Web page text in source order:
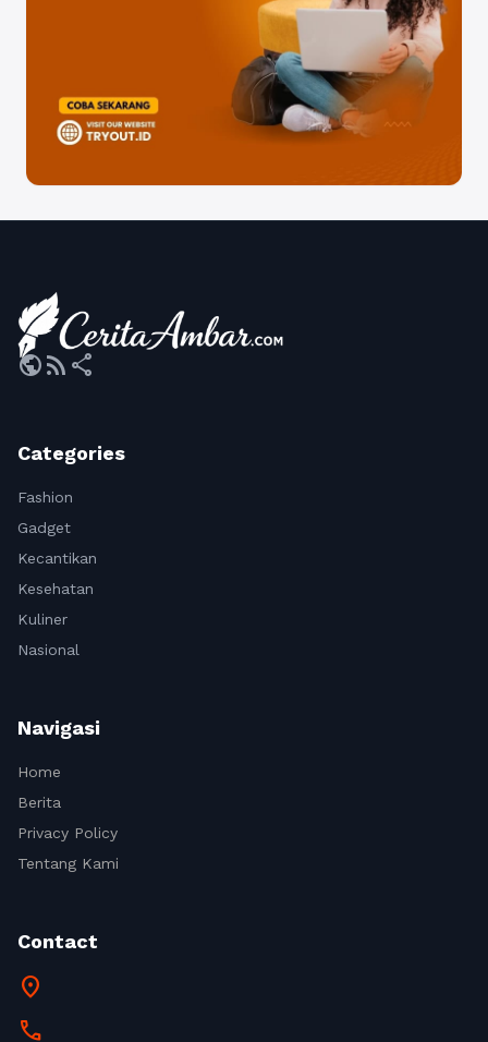
publicrss_feed share
Categories
Fashion
Gadget
Kecantikan
Kesehatan
Kuliner
Nasional
Navigasi
Home
Berita
Privacy Policy
Tentang Kami
Contact
location_on
call